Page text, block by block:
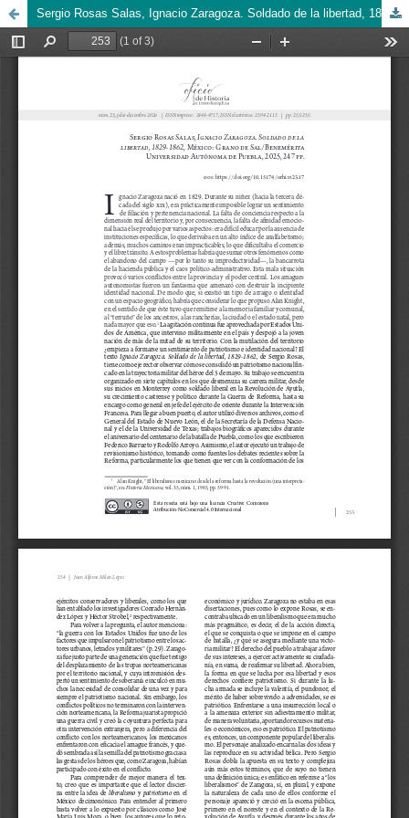
Sergio Rosas Salas, Ignacio Zaragoza. Soldado de la libertad, 1829-1862